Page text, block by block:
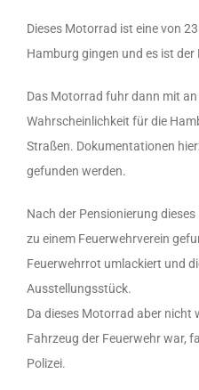
Dieses Motorrad ist eine von
Hamburg gingen und es ist
Das Motorrad fuhr dann mit
Wahrscheinlichkeit für die
Straßen. Dokumentationen
gefunden werden.
Nach der Pensionierung
zu einem Feuerwehrverein
Feuerwehrrot umlackiert und
Ausstellungsstück.
Da dieses Motorrad aber nicht
Fahrzeug der Feuerwehr war,
Polizei.